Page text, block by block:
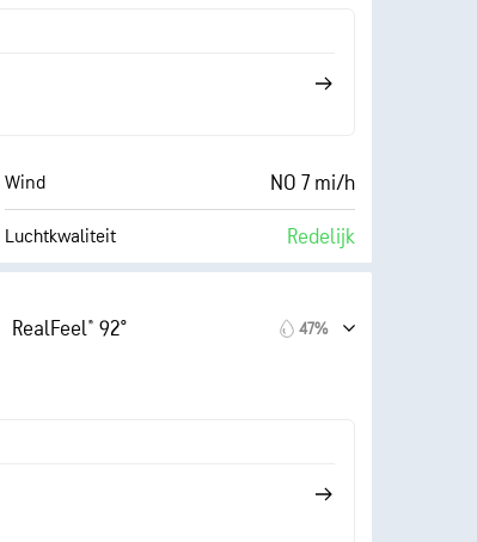
Wind NO 7 mi/h
Luchtkwaliteit Redelijk
RealFeel® 92° 47%